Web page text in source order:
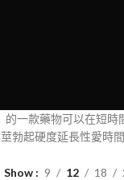
一款藥物可以在短
勃起硬度延長性愛時間
Show 9 12 18